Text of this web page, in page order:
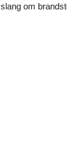
slang om